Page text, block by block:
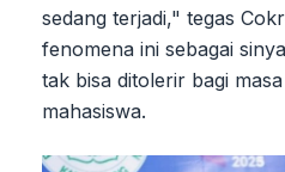
sedang terjadi," tegas
fenomena ini sebagai
tak bisa ditolerir bagi
mahasiswa.